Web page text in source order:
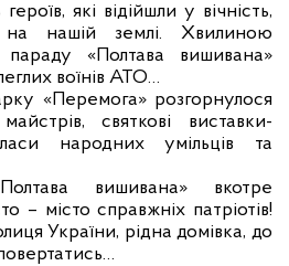
які відійшли у вічність,
нашій землі. Хвилиною
«Полтава вишивана»
воїнів АТО…
«Перемога» розгорнулося
святкові виставки-
народних умільців та
вишивана» вкотре
– місто справжніх патріотів!
України, рідна домівка, до